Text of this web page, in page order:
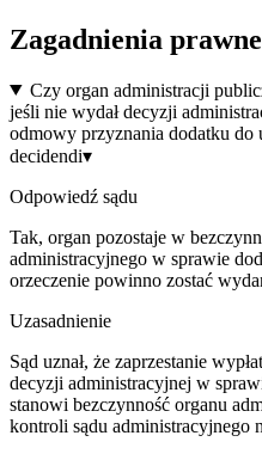
Zagadnienia
Czy organ administracji
jeśli nie wydał decyzji
odmowy przyznania dodatku do
decidendi▾
Odpowiedź sądu
Tak, organ pozostaje w
administracyjnego w sprawie
orzeczenie powinno zostać
Uzasadnienie
Sąd uznał, że zaprzestanie
decyzji administracyjnej w
stanowi bezczynność organu
kontroli sądu administracyjnego